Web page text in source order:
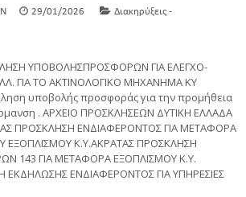
29/01/2026
Διακηρύξεις -
ΥΠΟΒΟΛΗΣΠΡΟΣΦΟΡΩΝ ΓΙΑ ΕΛΕΓΧΟ-
ΓΙΑ ΤΟ ΑΚΤΙΝΟΛΟΓΙΚΟ ΜΗΧΑΝΗΜΑ ΚΥ
υποβολής προσφοράς για την προμήθεια
. ΑΡΧΕΙΟ ΠΡΟΣΚΛΗΣΕΩΝ ΔΥΤΙΚΗ ΕΛΛΑΔΑ
ΠΡΟΣΚΛΗΣΗ ΕΝΔΙΑΦΕΡΟΝΤΟΣ ΓΙΑ ΜΕΤΑΦΟΡΑ
ΕΞΟΠΛΙΣΜΟΥ Κ.Υ.ΑΚΡΑΤΑΣ ΠΡΟΣΚΛΗΣΗ
143 ΓΙΑ ΜΕΤΑΦΟΡΑ ΕΞΟΠΛΙΣΜΟΥ Κ.Υ.
ΕΚΔΗΛΩΣΗΣ ΕΝΔΙΑΦΕΡΟΝΤΟΣ ΓΙΑ ΥΠΗΡΕΣΙΕΣ